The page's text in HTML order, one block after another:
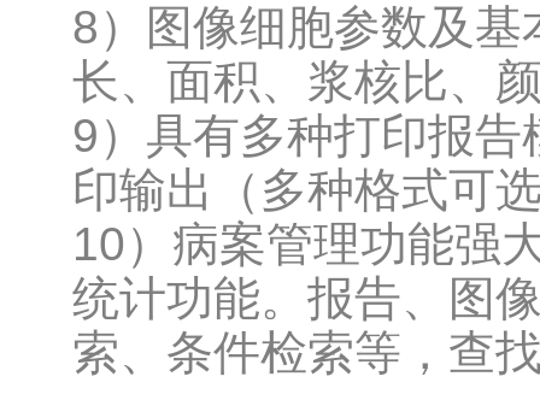
8）图像细胞参数及
长、面积、浆核比、
9）具有多种打印报
印输出（多种格式可
10）病案管理功能强
统计功能。报告、图
索、条件检索等，查